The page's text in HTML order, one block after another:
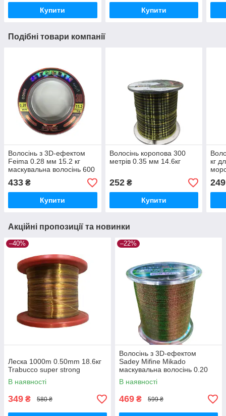
Купити Купити
Подібні товари компанії
Волосінь з 3D-ефектом
Feima 0.28 мм 15.2 кг
маскувальна волосінь 600
м
433 ₴
Купити
Волосінь коропова 300
метрів 0.35 мм 14.6кг
252₴
Купити
кг
249
Акційні пропозиції та новинки
–40%
Леска 1000m 0.50mm 18.6кг
Trabucco super strong
В наявності
349 ₴ 580 ₴
–22%
Волосінь з 3D-ефектом
Sadey Mifine Mikado
маскувальна волосінь 0.20
мм 600 м
В наявності
469 ₴ 599 ₴